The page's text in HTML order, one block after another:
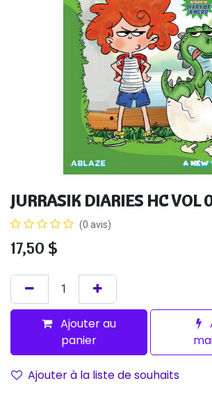
JURRASIK DIARIES HC VOL
(0 avis)
17,50 $
Ajouter au
panier
Ajouter à la liste de souhaits